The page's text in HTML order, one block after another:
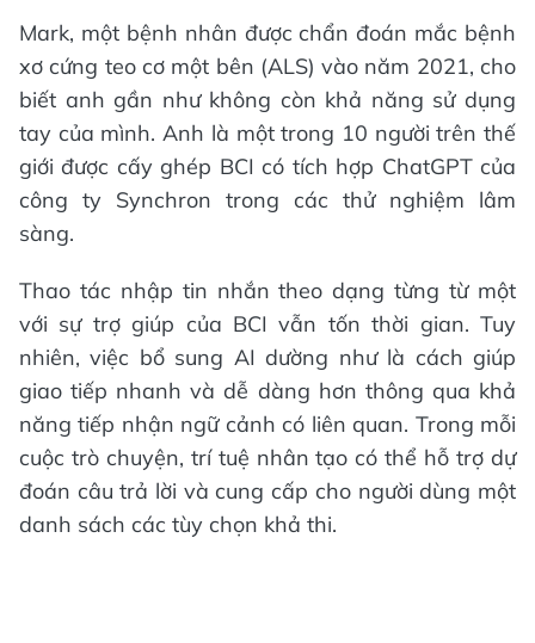
Mark, một bệnh nhân được chẩn đoán mắc bệnh
xơ cứng teo cơ một bên (ALS) vào năm 2021, cho
biết anh gần như không còn khả năng sử dụng
tay của mình. Anh là một trong 10 người trên thế
giới được cấy ghép BCI có tích hợp ChatGPT của
công ty Synchron trong các thử nghiệm lâm
sàng.
Thao tác nhập tin nhắn theo dạng từng từ một
với sự trợ giúp của BCI vẫn tốn thời gian. Tuy
nhiên, việc bổ sung AI dường như là cách giúp
giao tiếp nhanh và dễ dàng hơn thông qua khả
năng tiếp nhận ngữ cảnh có liên quan. Trong mỗi
cuộc trò chuyện, trí tuệ nhân tạo có thể hỗ trợ dự
đoán câu trả lời và cung cấp cho người dùng một
danh sách các tùy chọn khả thi.